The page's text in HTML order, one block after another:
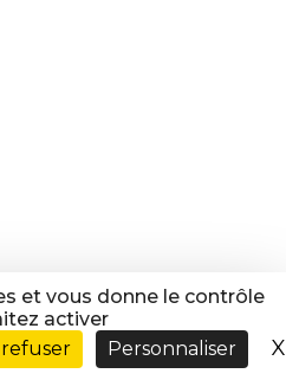
et vous donne le contrôle
activer
Personnaliser X